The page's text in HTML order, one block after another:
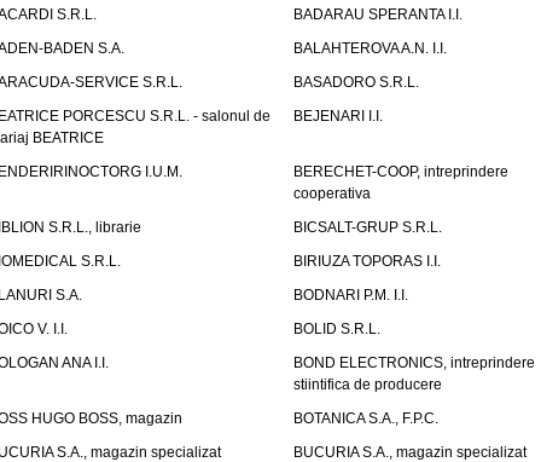
S.R.L.
BADARAU SPERANTA I.I.
BADEN S.A.
BALAHTEROVA A.N. I.I.
SERVICE S.R.L.
BASADORO S.R.L.
PORCESCU S.R.L. - salonul de
BEATRICE
BEJENARI I.I.
I.U.M.
BERECHET-COOP, intreprindere
cooperativa
S.R.L., librarie
BICSALT-GRUP S.R.L.
S.R.L.
BIRIUZA TOPORAS I.I.
S.A.
BODNARI P.M. I.I.
V. I.I.
BOLID S.R.L.
ANA I.I.
BOND ELECTRONICS, intreprindere
stiintifica de producere
HUGO BOSS, magazin
BOTANICA S.A., F.P.C.
S.A., magazin specializat
BUCURIA S.A., magazin specializat